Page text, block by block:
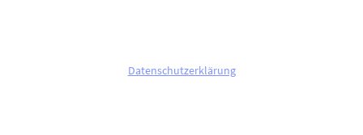
Datenschutzerklärung